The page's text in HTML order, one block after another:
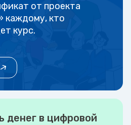
от проекта
каждому, кто
курс.
денег в цифровой